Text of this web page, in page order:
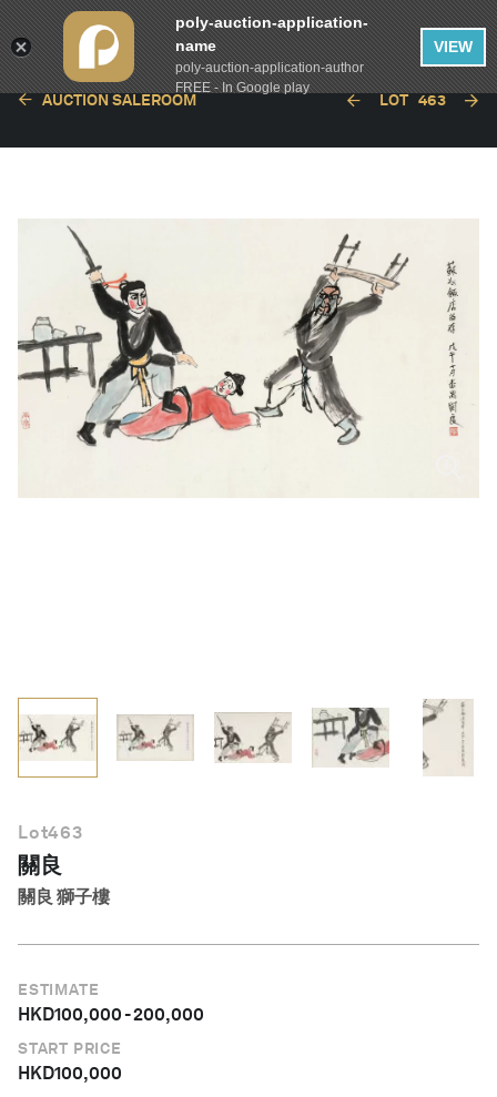
AUCTION SALEROOM LOT 463
Lot463
關良
關良 獅子樓
ESTIMATE
HKD100,000-200,000
START PRICE
HKD100,000
poly-auction-application-
name
poly-auction-application-author
FREE - In Google play
VIEW